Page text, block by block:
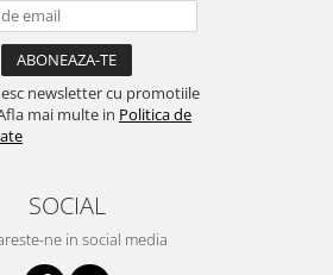
newsletter cu promotiile
mai multe in Politica de
SOCIAL
ne in social media